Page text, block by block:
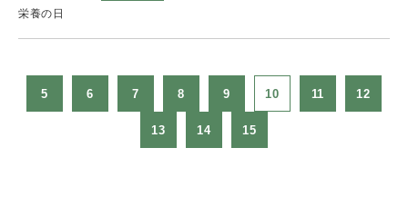
栄養の日
5 6 7 8 9 10 11 12
13 14 15